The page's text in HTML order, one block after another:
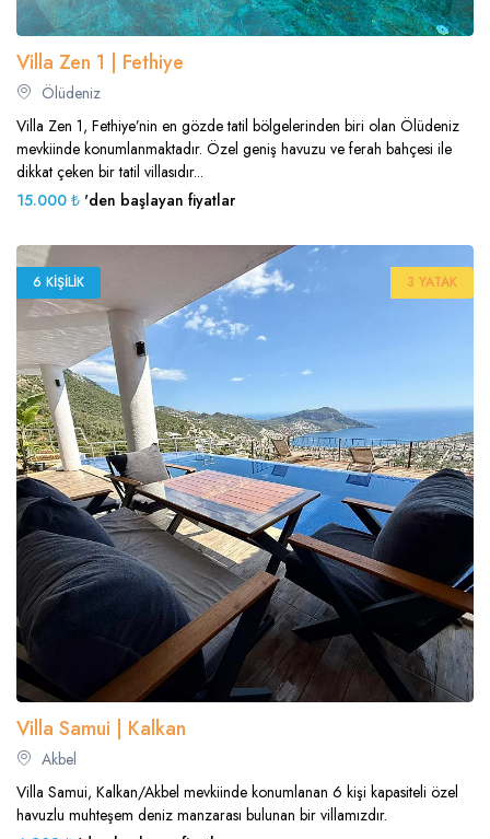
Villa Zen 1 | Fethiye
Ölüdeniz
Villa Zen 1, Fethiye’nin en gözde tatil bölgelerinden biri olan Ölüdeniz
mevkiinde konumlanmaktadır. Özel geniş havuzu ve ferah bahçesi ile
dikkat çeken bir tatil villasıdır...
15.000 ₺ 'den başlayan fiyatlar
6 KIŞILIK 3 YATAK
Villa Samui | Kalkan
Akbel
Villa Samui, Kalkan/Akbel mevkiinde konumlanan 6 kişi kapasiteli özel
havuzlu muhteşem deniz manzarası bulunan bir villamızdır.